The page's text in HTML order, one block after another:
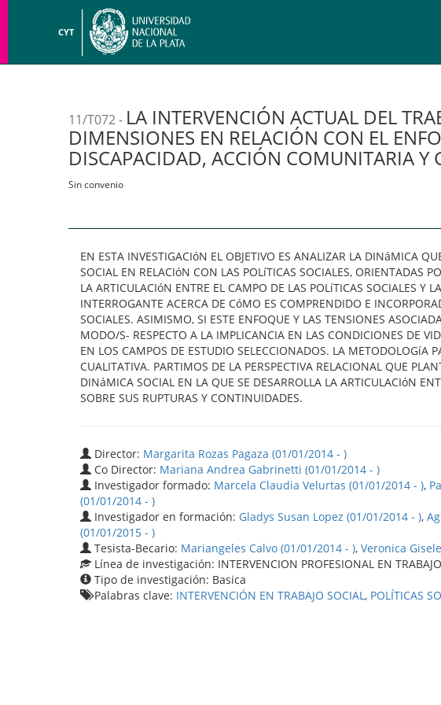
CYT
11/T072 - LA INTERVENCIÓN ACTUAL DEL
DIMENSIONES EN RELACIÓN CON EL
DISCAPACIDAD, ACCIÓN COMUNITARIA Y
Sin convenio
EN ESTA INVESTIGACIóN EL OBJETIVO ES ANALIZAR LA DINáMICA
SOCIAL EN RELACIóN CON LAS POLíTICAS SOCIALES, ORIENTADAS
LA ARTICULACIóN ENTRE EL CAMPO DE LAS POLíTICAS SOCIALES Y
INTERROGANTE ACERCA DE CóMO ES COMPRENDIDO E
SOCIALES. ASIMISMO, SI ESTE ENFOQUE Y LAS TENSIONES
MODO/S- RESPECTO A LA IMPLICANCIA EN LAS CONDICIONES DE
EN LOS CAMPOS DE ESTUDIO SELECCIONADOS. LA METODOLOGíA
CUALITATIVA. PARTIMOS DE LA PERSPECTIVA RELACIONAL QUE
DINáMICA SOCIAL EN LA QUE SE DESARROLLA LA ARTICULACIóN
SOBRE SUS RUPTURAS Y CONTINUIDADES.
Director: Margarita Rozas Pagaza (01/01/2014 - )
Co Director: Mariana Andrea Gabrinetti (01/01/2014 - )
Investigador formado: Marcela Claudia Velurtas (01/01/2014 - ),
(01/01/2014 - )
Investigador en formación: Gladys Susan Lopez (01/01/2014 - ),
(01/01/2015 - )
Tesista-Becario: Mariangeles Calvo (01/01/2014 - ), Veronica
Línea de investigación: INTERVENCION PROFESIONAL EN
Tipo de investigación: Basica
Palabras clave: INTERVENCIÓN EN TRABAJO SOCIAL, POLÍTICAS